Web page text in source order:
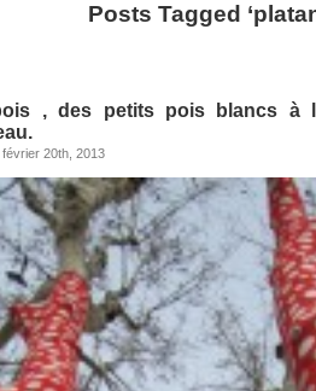
Posts Tagged
, des petits pois blancs à
20th, 2013